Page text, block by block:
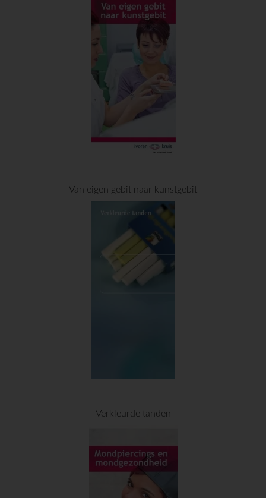
Van eigen gebit naar kunstgebit
Verkleurde tanden